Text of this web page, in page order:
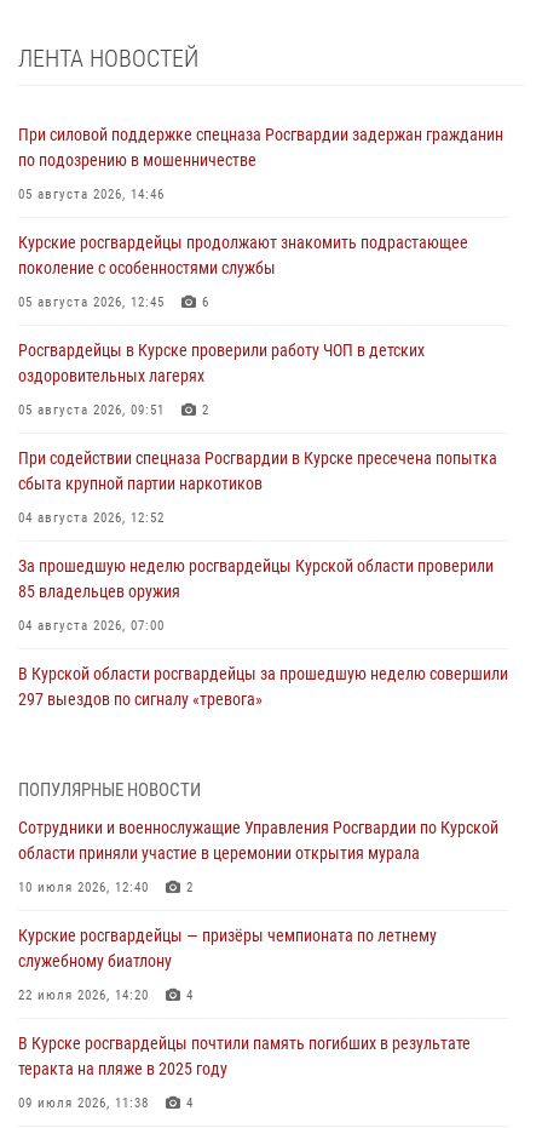
ЛЕНТА НОВОСТЕЙ
При силовой поддержке спецназа Росгвардии задержан гражданин
по подозрению в мошенничестве
05 августа 2026, 14:46
Курские росгвардейцы продолжают знакомить подрастающее
поколение с особенностями службы
05 августа 2026, 12:45 6
Росгвардейцы в Курске проверили работу ЧОП в детских
оздоровительных лагерях
05 августа 2026, 09:51 2
При содействии спецназа Росгвардии в Курске пресечена попытка
сбыта крупной партии наркотиков
04 августа 2026, 12:52
За прошедшую неделю росгвардейцы Курской области проверили
85 владельцев оружия
04 августа 2026, 07:00
В Курской области росгвардейцы за прошедшую неделю совершили
297 выездов по сигналу «тревога»
За прошедшую неделю росгвардейцы Курской области проверили
30 июля 2026, 07:00
Курские росгвардейцы приняли участие в благодарственном
28 июля 2026, 13:17
Росгвардейцы в Курске почтили память детей-жертв войны в
27 июля 2026, 16:11
В Курской области росгвардейцы за прошедшую неделю совершили
ПОПУЛЯРНЫЕ НОВОСТИ
Сотрудники и военнослужащие Управления Росгвардии по Курской
области приняли участие в церемонии открытия мурала
10 июля 2026, 12:40 2
Курские росгвардейцы — призёры чемпионата по летнему
служебному биатлону
22 июля 2026, 14:20 4
В Курске росгвардейцы почтили память погибших в результате
теракта на пляже в 2025 году
09 июля 2026, 11:38 4